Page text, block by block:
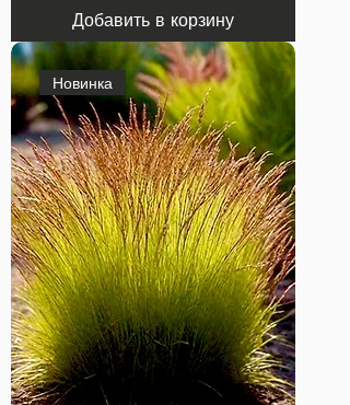
Добавить в корзину
Новинка